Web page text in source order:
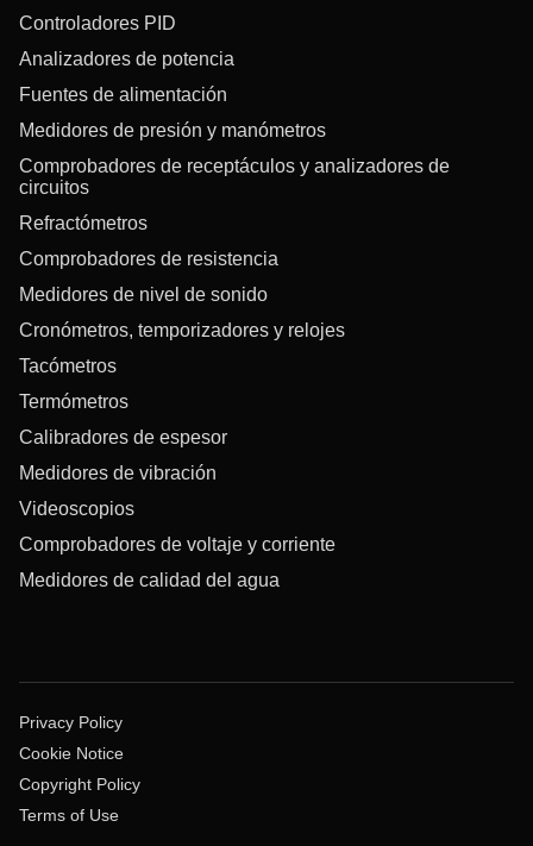
Controladores PID
Analizadores de potencia
Fuentes de alimentación
Medidores de presión y manómetros
Comprobadores de receptáculos y analizadores de
circuitos
Refractómetros
Comprobadores de resistencia
Medidores de nivel de sonido
Cronómetros, temporizadores y relojes
Tacómetros
Termómetros
Calibradores de espesor
Medidores de vibración
Videoscopios
Comprobadores de voltaje y corriente
Medidores de calidad del agua
Privacy Policy
Cookie Notice
Copyright Policy
Terms of Use